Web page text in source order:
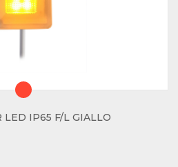
LED IP65 F/L GIALLO